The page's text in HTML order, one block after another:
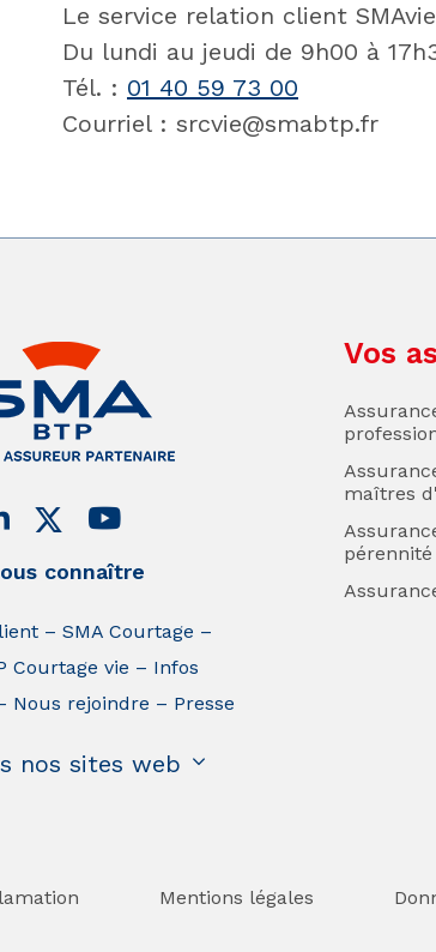
Le service relation client SMAvie
Du lundi au jeudi de 9h00 à
Tél. : 01 40 59 73 00
Courriel : srcvie@smabtp.fr
connaître
SMA Courtage
Courtage vie
Infos
Nous rejoindre Presse
nos sites web
Vos
maîtres
Mentions légales